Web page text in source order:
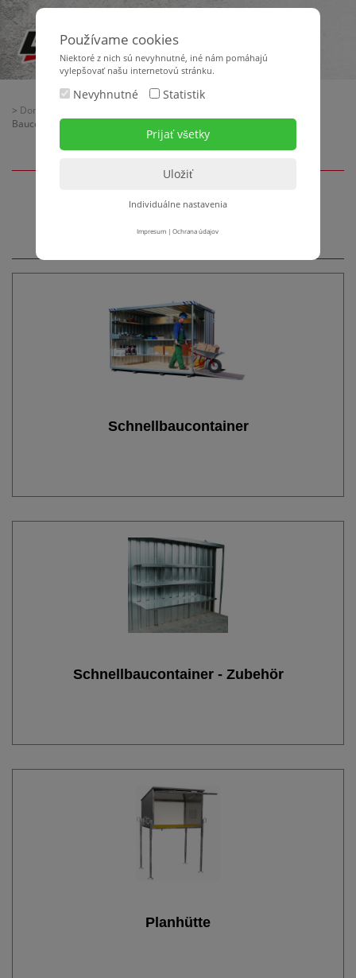
> Domov
Baucontainer
Baucontainer
Schnellbaucontainer
Schnellbaucontainer - Zubehör
Planhütte
Používame cookies
Niektoré z nich sú nevyhnutné, iné nám pomáhajú
vylepšovať našu internetovú stránku.
Nevyhnutné Statistik
Individuálne nastavenia
Impresum |Ochrana údajov